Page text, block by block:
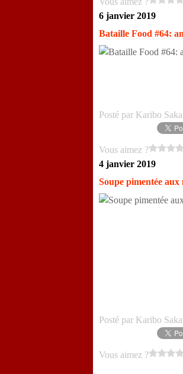
6 janvier 2019
Bataille Food #64:
Posté par Karibo
Vous aimez ?
4 janvier 2019
Soupe pimentée
Posté par Karibo
Vous aimez ?